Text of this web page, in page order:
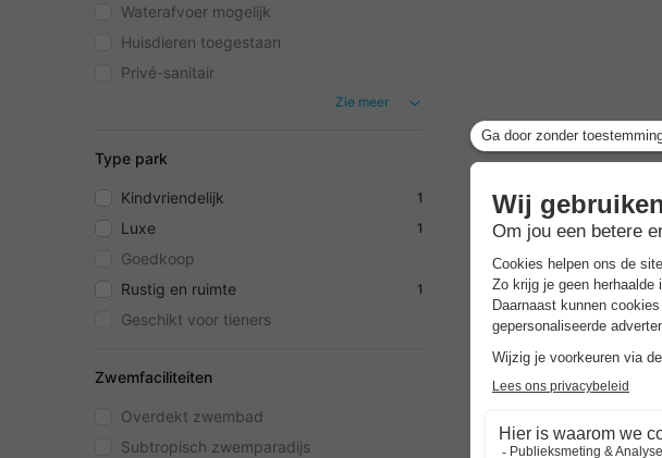
Waterafvoer mogelijk
Huisdieren toegestaan
Privé-sanitair
Zie meer
Type park
Kindvriendelijk 1
Luxe 1
Goedkoop
Rustig en ruimte
1
Geschikt voor tieners
Zwemfaciliteiten
Overdekt zwembad
Subtropisch zwemparadijs